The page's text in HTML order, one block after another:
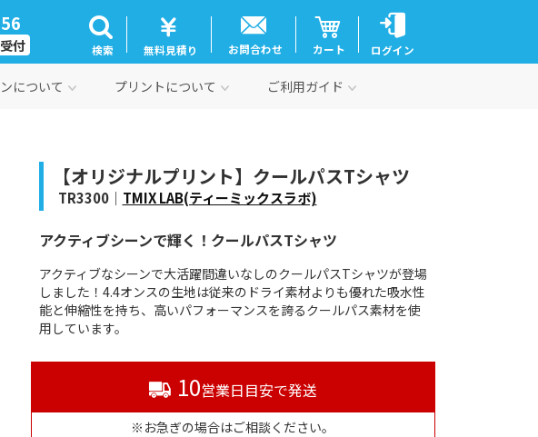
受付 検索 無料見積り お問合わせ カート ログイン
について プリントについて ご利用ガイド
【オリジナルプリント】クールパスTシャツ
TR3300｜ TMIX LAB(ティーミックスラボ)
アクティブシーンで輝く！クールパスTシャツ
アクティブなシーンで大活躍間違いなしのクールパスTシャツが登場
しました！4.4オンスの生地は従来のドライ素材よりも優れた吸水性
能と伸縮性を持ち、高いパフォーマンスを誇るクールパス素材を使
用しています。
10営業日目安で発送
※お急ぎの場合はご相談ください。